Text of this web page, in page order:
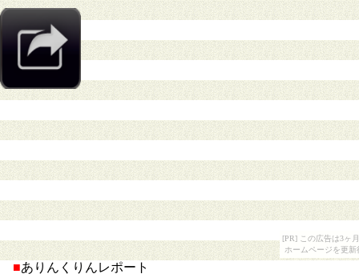
[PR] この広告は3ヶ
ホームページを更
■ありんくりんレポート